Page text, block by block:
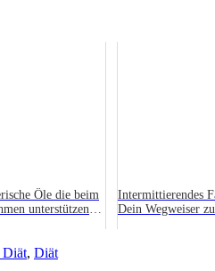
Öle die beim
unterstützend
Intermittierendes
Dein Wegweiser zu
Diät, Diät